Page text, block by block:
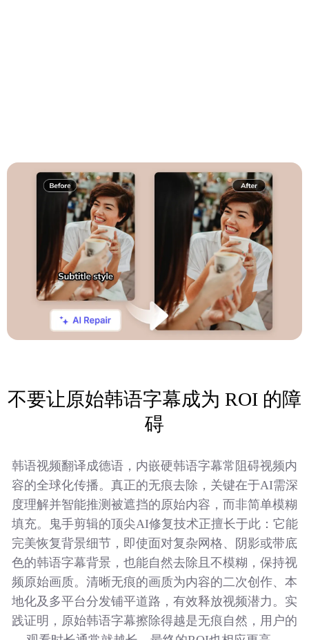
不要让原始韩语字幕成为 ROI 的障
碍
韩语视频翻译成德语，内嵌硬韩语字幕常阻碍视频内
容的全球化传播。真正的无痕去除，关键在于AI需深
度理解并智能推测被遮挡的原始内容，而非简单模糊
填充。鬼手剪辑的顶尖AI修复技术正擅长于此：它能
完美恢复背景细节，即使面对复杂网格、阴影或带底
色的韩语字幕背景，也能自然去除且不模糊，保持视
频原始画质。清晰无痕的画质为内容的二次创作、本
地化及多平台分发铺平道路，有效释放视频潜力。实
践证明，原始韩语字幕擦除得越是无痕自然，用户的